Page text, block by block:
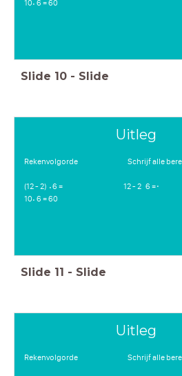
10 6 = 60
⋅
Slide 10 - Slide
Uitleg
Rekenvolgorde Schrijf alle
(12 - 2) 6 = 12 - 2 6 =
10 6 = 60
⋅
⋅
⋅
Slide 11 - Slide
Uitleg
Rekenvolgorde Schrijf alle